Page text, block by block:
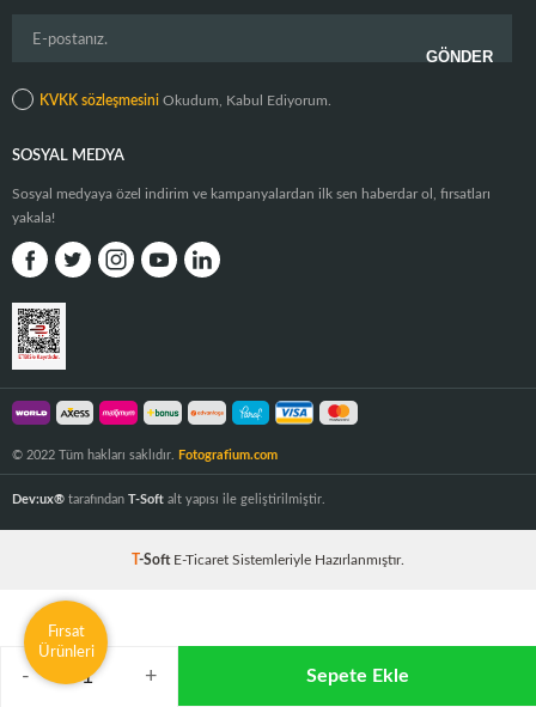
- + Sepete Ekle
KVKK sözleşmesini Okudum, Kabul Ediyorum.
SOSYAL MEDYA
Sosyal medyaya özel indirim ve kampanyalardan ilk sen haberdar ol, fırsatları
yakala!
© 2022 Tüm hakları saklıdır. Fotografium.com
Dev:ux® tarafından T-Soft alt yapısı ile geliştirilmiştir.
T-Soft E-Ticaret Sistemleriyle Hazırlanmıştır.
Fırsat
Ürünleri